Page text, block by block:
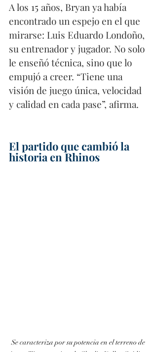
A los 15 años, Bryan ya había
encontrado un espejo en el que
mirarse: Luis Eduardo Londoño,
su entrenador y jugador. No solo
le enseñó técnica, sino que lo
empujó a creer. “Tiene una
visión de juego única, velocidad
y calidad en cada pase”, afirma.
El partido que cambió la
historia en Rhinos
Se caracteriza por su potencia en el terreno de